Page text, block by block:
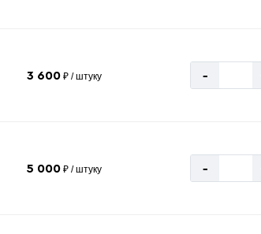
3 600₽ / штуку -
5 000₽ / штуку -